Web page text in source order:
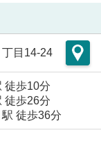
目14-24
徒歩10分
徒歩26分
駅 徒歩36分